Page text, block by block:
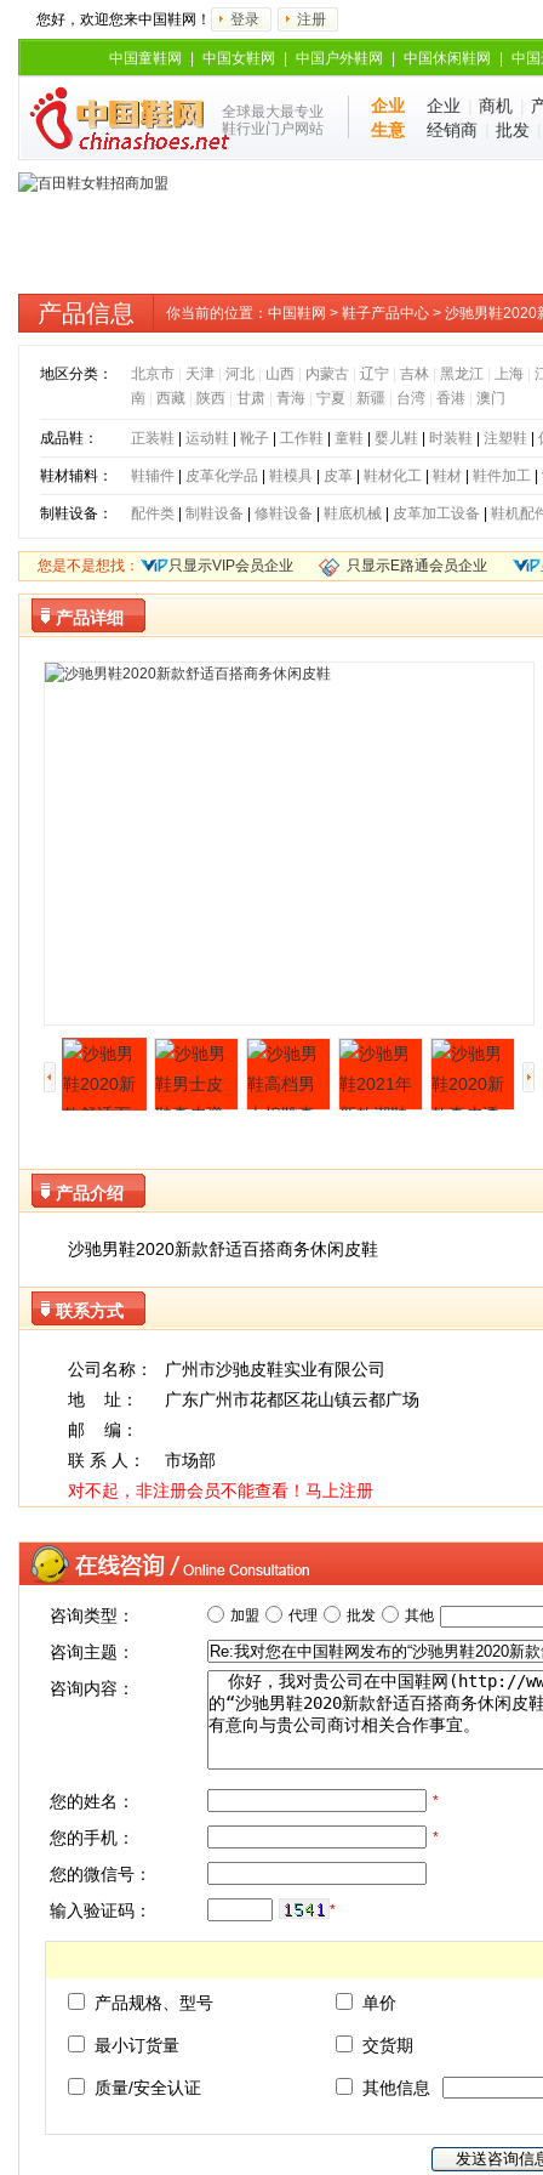
您好，欢迎您来中国鞋网！ 登录 注册
中国童鞋网 中国女鞋网 中国户外鞋网 中国休闲鞋网 中
全球最大最专业
鞋行业门户网站
企业
生意
企业 商机
经销商
批发
产品信息 你当前的位置： 中国鞋网 > 鞋子产品中心 > 沙驰男鞋2020
地区分类：
北京市| 天津| 河北| 山西| 内蒙古| 辽宁| 吉林| 黑龙江 上海|
南| 西藏| 陕西| 甘肃| 青海| 宁夏 新疆 台湾| 香港| 澳门
成品鞋： 正装鞋| 运动鞋| 靴子| 工作鞋| 童鞋| 婴儿鞋| 时装鞋| 注塑鞋|
鞋材辅料： 鞋辅件| 皮革化学品 鞋模具 皮革| 鞋材化工| 鞋材| 鞋件加工|
制鞋设备： 配件类| 制鞋设备 修鞋设备 鞋底机械| 皮革加工设备 鞋机配
您是不是想找： 只显示VIP会员企业 只显示E路通会员企业
产品详细
产品介绍
沙驰男鞋2020新款舒适百搭商务休闲皮鞋
联系方式
公司名称：
广州市沙驰皮鞋实业有限公司
地 址：
广东广州市花都区花山镇云都广场
邮 编：
联 系 人：
市场部
对不起，非注册会员不能查看！ 马上注册
咨询类型： 加盟 代理 批发 其他
咨询主题：
咨询内容：
您的姓名： *
您的手机： *
您的微信号：
输入验证码：
*
产品规格、型号 单价
最小订货量 交货期
质量/安全认证 其他信息